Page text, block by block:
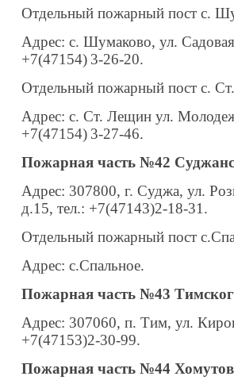
Отдельный пожарный пост с.
Адрес: с. Шумаково, ул.
+7(47154) 3-26-20.
Отдельный пожарный пост с.
Адрес: с. Ст. Лещин ул.
+7(47154) 3-27-46.
Пожарная часть №42
Адрес: 307800, г. Суджа, ул.
д.15, тел.: +7(47143)2-18-31.
Отдельный пожарный пост
Адрес: с.Спальное.
Пожарная часть №43
Адрес: 307060, п. Тим, ул.
+7(47153)2-30-99.
Пожарная часть №44